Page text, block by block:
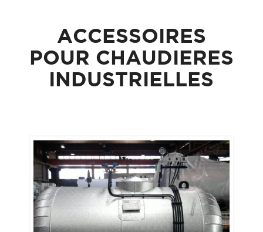
ACCESSOIRES
POUR CHAUDIERES
INDUSTRIELLES